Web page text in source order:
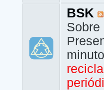
BSK
Sobre